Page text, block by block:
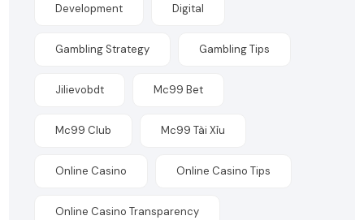
Development Digital
Gambling Strategy Gambling Tips
Jilievobdt Mc99 Bet
Mc99 Club Mc99 Tài Xỉu
Online Casino Online Casino Tips
Online Casino Transparency